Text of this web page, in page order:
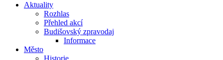
Aktuality
Rozhlas
Přehled akcí
Budišovský zpravodaj
Informace
Město
Historie